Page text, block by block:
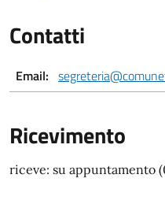
Contatti
Email:
Ricevimento
riceve: su appuntamento